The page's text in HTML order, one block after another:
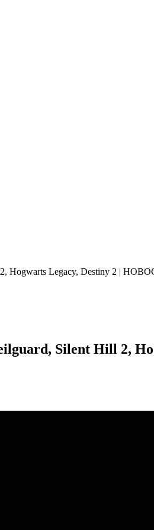
2, Hogwarts Legacy, Destiny 2 |
Silent Hill 2,